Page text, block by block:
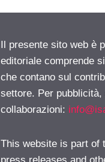
Il presente sito web è
editoriale comprende
che contano sul
settore. Per
collaborazioni:
This website is part of